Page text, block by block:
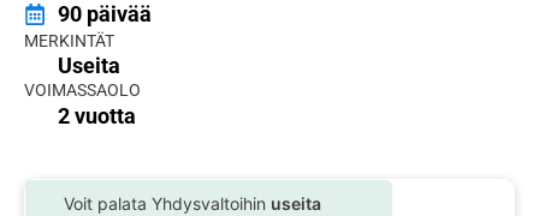
90 päivää
MERKINTÄT
Useita
VOIMASSAOLO
2 vuotta
Voit palata Yhdysvaltoihin useita